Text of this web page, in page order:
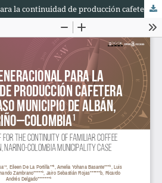
Relevo generacional para la continuidad de producción cafetera familiar. Caso municipio de Albán, Nariño-Colombia